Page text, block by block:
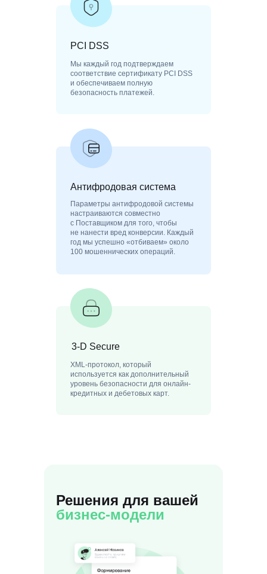
Мы каждый год подтверждаем
соответствие сертификату PCI DSS
и обеспечиваем полную
безопасность платежей.
PCI DSS
Параметры антифродовой системы
настраиваются совместно
с Поставщиком для того, чтобы
не нанести вред конверсии. Каждый
год мы успешно «отбиваем» около
100 мошеннических операций.
Антифродовая система
XML-протокол, который
используется как дополнительный
уровень безопасности для онлайн-
кредитных и дебетовых карт.
3-D Secure
Решения для вашей
бизнес-модели